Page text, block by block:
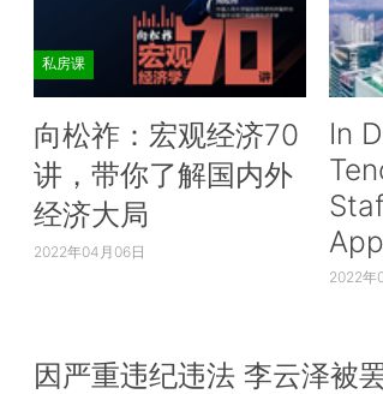
私房课
向松祚：宏观经济70
讲，带你了解国内外
经济大局
2022年04月06日
In
2022年
因严重违纪违法 李云泽被